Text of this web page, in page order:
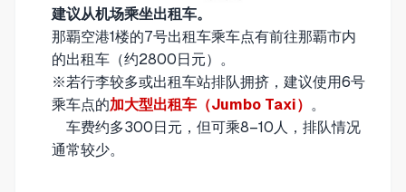
建议从机场乘坐出租车。
那覇空港1楼的7号出租车乘车点有前往那覇市内
的出租车（约2800日元）。
※若行李较多或出租车站排队拥挤，建议使用6号
乘车点的加大型出租车（Jumbo Taxi） 。
车费约多300日元，但可乘8–10人，排队情况
通常较少。